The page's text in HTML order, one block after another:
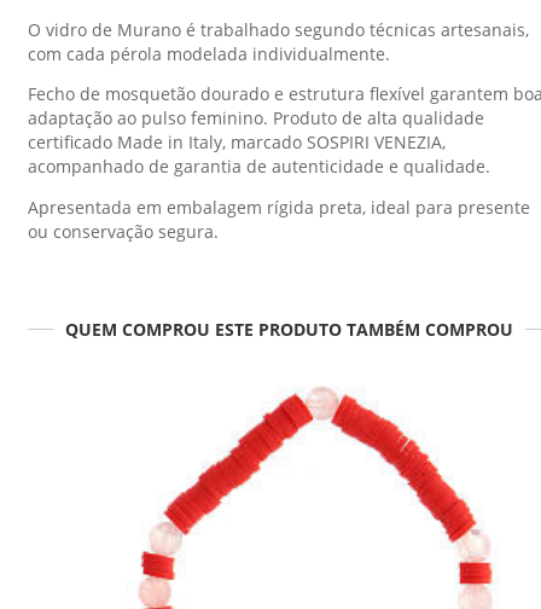
O vidro de Murano é trabalhado segundo técnicas artesanais,
com cada pérola modelada individualmente.
Fecho de mosquetão dourado e estrutura flexível garantem
adaptação ao pulso feminino. Produto de alta qualidade
certificado Made in Italy, marcado SOSPIRI VENEZIA,
acompanhado de garantia de autenticidade e qualidade.
Apresentada em embalagem rígida preta, ideal para presente
ou conservação segura.
QUEM COMPROU ESTE PRODUTO TAMBÉM COMPROU